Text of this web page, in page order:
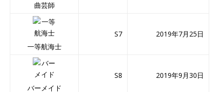
曲芸師
一等航海士
S7 2019年7月25日
バーメイド
S8 2019年9月30日